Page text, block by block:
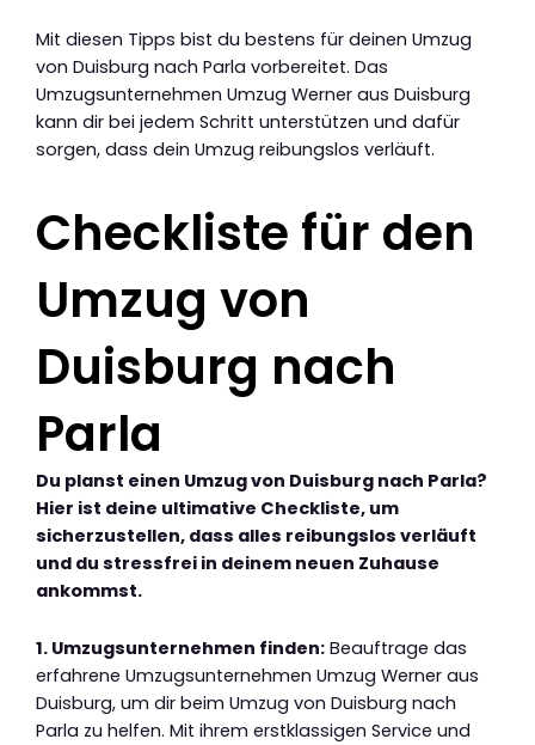
Mit diesen Tipps bist du bestens für deinen Umzug
von Duisburg nach Parla vorbereitet. Das
Umzugsunternehmen Umzug Werner aus Duisburg
kann dir bei jedem Schritt unterstützen und dafür
sorgen, dass dein Umzug reibungslos verläuft.
Checkliste für den
Umzug von
Duisburg nach
Parla
Du planst einen Umzug von Duisburg nach Parla?
Hier ist deine ultimative Checkliste, um
sicherzustellen, dass alles reibungslos verläuft
und du stressfrei in deinem neuen Zuhause
ankommst.
1. Umzugsunternehmen finden: Beauftrage das
erfahrene Umzugsunternehmen Umzug Werner aus
Duisburg, um dir beim Umzug von Duisburg nach
Parla zu helfen. Mit ihrem erstklassigen Service und